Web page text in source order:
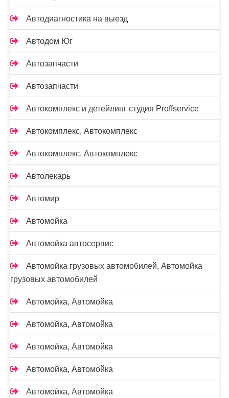
Автодиагностика на выезд
Автодом Юг
Автозапчасти
Автозапчасти
Автокомплекс и детейлинг студия Proffservice
Автокомплекс, Автокомплекс
Автокомплекс, Автокомплекс
Автолекарь
Автомир
Автомойка
Автомойка автосервис
Автомойка грузовых автомобилей, Автомойка
грузовых автомобилей
Автомойка, Автомойка
Автомойка, Автомойка
Автомойка, Автомойка
Автомойка, Автомойка
Автомойка, Автомойка